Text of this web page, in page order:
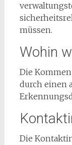
müssen.
Wohin
Die
durch einen
Die